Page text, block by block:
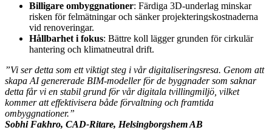
Billigare ombyggnationer: Färdiga 3D-underlag minskar
risken för felmätningar och sänker projekteringskostnaderna
vid renoveringar.
Hållbarhet i fokus: Bättre koll lägger grunden för cirkulär
hantering och klimatneutral drift.
”Vi ser detta som ett viktigt steg i vår digitaliseringsresa. Genom att
skapa AI genererade BIM-modeller för de byggnader som saknar
detta får vi en stabil grund för vår digitala tvillingmiljö, vilket
kommer att effektivisera både förvaltning och framtida
ombyggnationer.”
Sobhi Fakhro, CAD‑Ritare, Helsingborgshem AB